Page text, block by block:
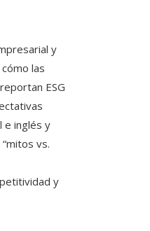
y
las
ESG
e inglés y
vs.
y